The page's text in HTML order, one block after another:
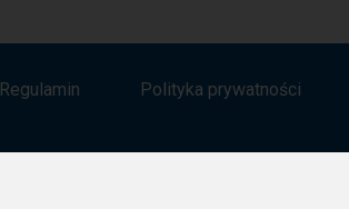
Regulamin Polityka prywatności